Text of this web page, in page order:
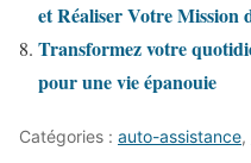
et Réaliser Votre Mission
Transformez votre
pour une vie épanouie
Catégories : auto-assistance,